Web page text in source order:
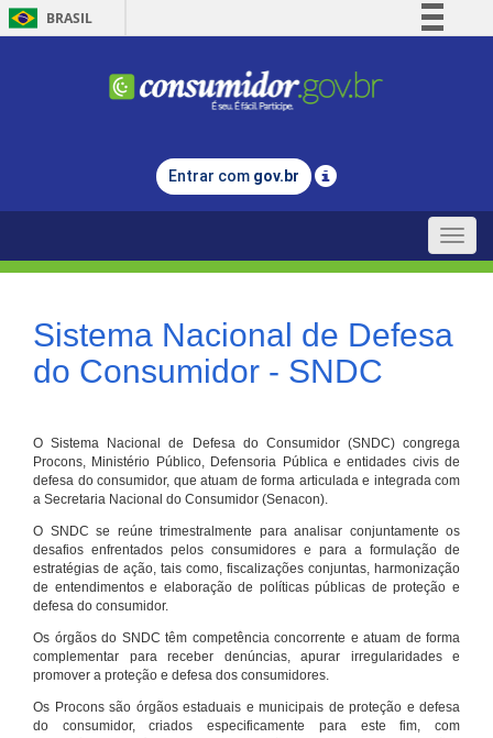
BRASIL
Comunica BR
Legislação
Entrar com gov.br
Toggle
Sistema Nacional de Defesa
do Consumidor - SNDC
O Sistema Nacional de Defesa do Consumidor (SNDC) congrega
Procons, Ministério Público, Defensoria Pública e entidades civis de
defesa do consumidor, que atuam de forma articulada e integrada com
a Secretaria Nacional do Consumidor (Senacon).
O SNDC se reúne trimestralmente para analisar conjuntamente os
desafios enfrentados pelos consumidores e para a formulação de
estratégias de ação, tais como, fiscalizações conjuntas, harmonização
de entendimentos e elaboração de políticas públicas de proteção e
defesa do consumidor.
Os órgãos do SNDC têm competência concorrente e atuam de forma
complementar para receber denúncias, apurar irregularidades e
promover a proteção e defesa dos consumidores.
Os Procons são órgãos estaduais e municipais de proteção e defesa
do consumidor, criados especificamente para este fim, com